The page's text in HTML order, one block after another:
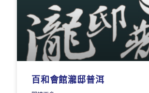
百和會館瀧邸普洱